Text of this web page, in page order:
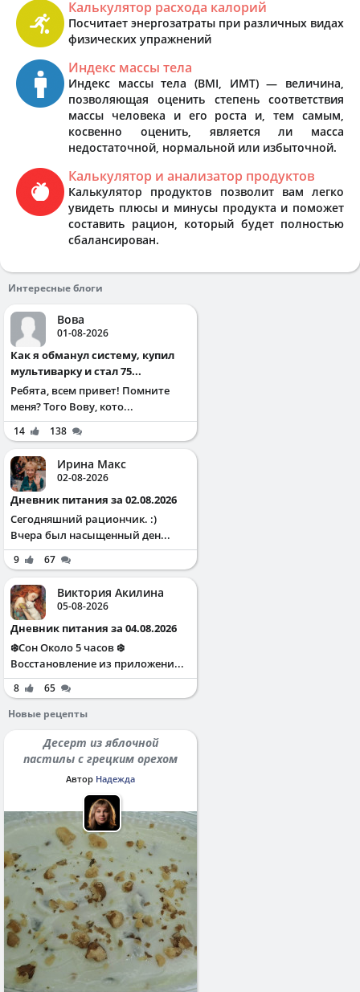
Калькулятор расхода калорий
Посчитает энергозатраты при различных видах
физических упражнений
Индекс массы тела
Индекс массы тела (BMI, ИМТ) — величина,
позволяющая оценить степень соответствия
массы человека и его роста и, тем самым,
косвенно оценить, является ли масса
недостаточной, нормальной или избыточной.
Калькулятор и анализатор продуктов
Калькулятор продуктов позволит вам легко
увидеть плюсы и минусы продукта и поможет
составить рацион, который будет полностью
сбалансирован.
Интересные блоги
Вова
01-08-2026
Как я обманул систему, купил
мультиварку и стал 75...
Ребята, всем привет! Помните
меня? Того Вову, кото...
14 138
Ирина Макс
02-08-2026
Дневник питания за 02.08.2026
Сегодняшний рациончик. :)
Вчера был насыщенный ден...
9 67
Виктория Акилина
05-08-2026
Дневник питания за 04.08.2026
❄️Сон Около 5 часов ❄️
Восстановление из приложени...
8
65
Новые рецепты
Десерт из яблочной
пастилы с грецким орехом
Автор Надежда